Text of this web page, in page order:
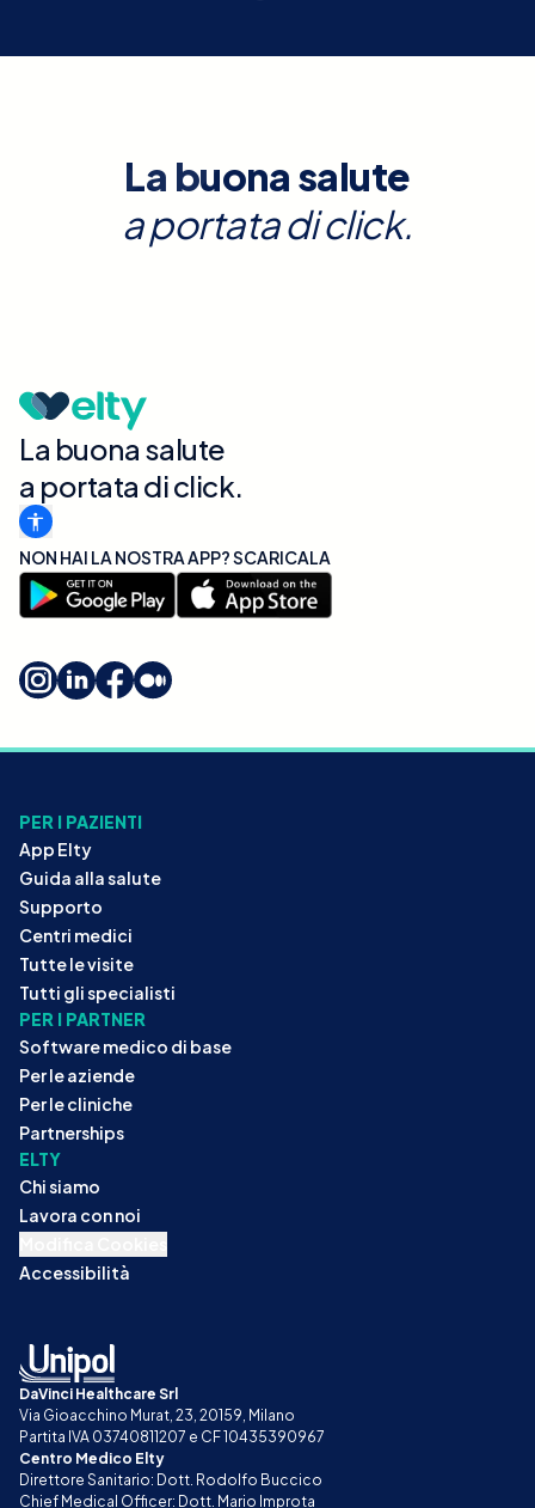
La buona salute
a portata di click.
La buona salute
a portata di click.
NON HAI LA NOSTRA APP? SCARICALA
PER I PAZIENTI
App Elty
Guida alla salute
Supporto
Centri medici
Tutte le visite
Tutti gli specialisti
PER I PARTNER
Software medico di base
Per le aziende
Per le cliniche
Partnerships
ELTY
Chi siamo
Lavora con noi
Accessibilità
DaVinci Healthcare Srl
Via Gioacchino Murat, 23, 20159, Milano
Partita IVA 03740811207 e CF 10435390967
Centro Medico Elty
Direttore Sanitario: Dott. Rodolfo Buccico
Chief Medical Officer: Dott. Mario Improta